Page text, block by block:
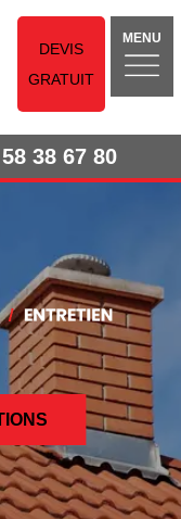
DEVIS
GRATUIT
MENU
38 67 80